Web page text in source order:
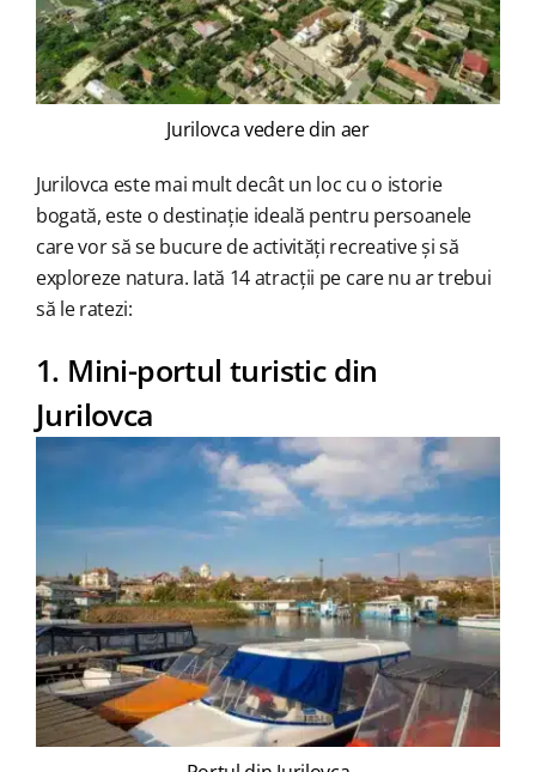
Jurilovca vedere din aer
Jurilovca este mai mult decât un loc cu o istorie
bogată, este o destinație ideală pentru persoanele
care vor să se bucure de activități recreative și să
exploreze natura. Iată 14 atracții pe care nu ar trebui
să le ratezi:
1. Mini-portul turistic din
Jurilovca